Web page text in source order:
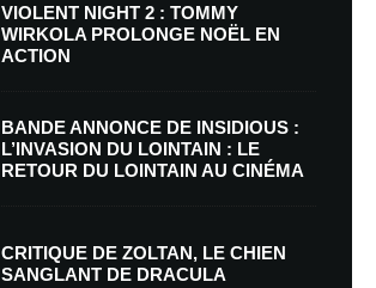
VIOLENT NIGHT 2 : TOMMY
WIRKOLA PROLONGE NOËL EN
ACTION
BANDE ANNONCE DE INSIDIOUS :
L’INVASION DU LOINTAIN : LE
RETOUR DU LOINTAIN AU CINÉMA
CRITIQUE DE ZOLTAN, LE CHIEN
SANGLANT DE DRACULA